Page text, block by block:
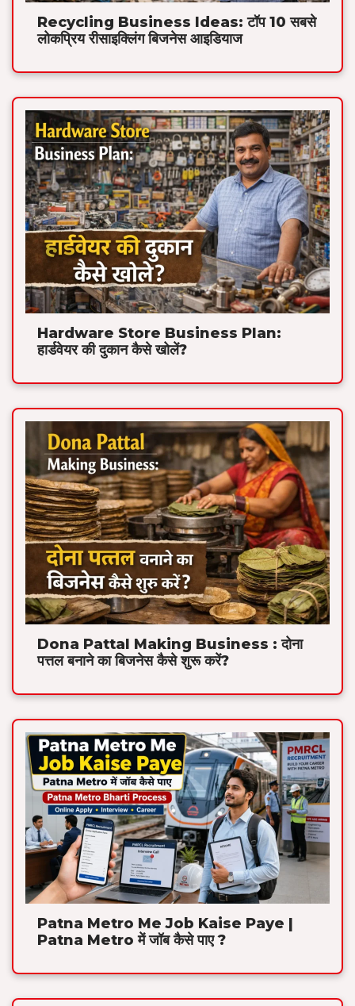
Recycling Business Ideas: टॉप 10 सबसे
लोकप्रिय रीसाइक्लिंग बिजनेस आइडियाज
Hardware Store Business Plan:
हार्डवेयर की दुकान कैसे खोलें?
Dona Pattal Making Business : दोना
पत्तल बनाने का बिजनेस कैसे शुरू करें?
Patna Metro Me Job Kaise Paye |
Patna Metro में जॉब कैसे पाए ?